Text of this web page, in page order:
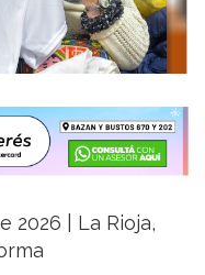
2026 | La Rioja,